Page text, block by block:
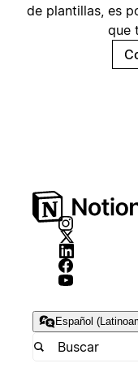
de plantillas, es
que
Español